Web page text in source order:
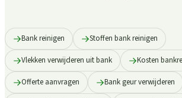
Bank reinigen Stoffen bank reinigen
Vlekken verwijderen uit bank Kosten
Offerte aanvragen Bank geur verwijderen